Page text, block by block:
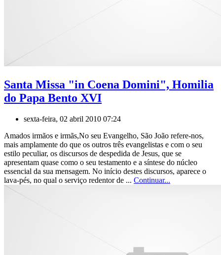
Santa Missa "in Coena Domini", Homilia
do Papa Bento XVI
sexta-feira, 02 abril 2010 07:24
Amados irmãos e irmãs,No seu Evangelho, São João refere-nos,
mais amplamente do que os outros três evangelistas e com o seu
estilo peculiar, os discursos de despedida de Jesus, que se
apresentam quase como o seu testamento e a síntese do núcleo
essencial da sua mensagem. No início destes discursos, aparece o
lava-pés, no qual o serviço redentor de ... Continuar...